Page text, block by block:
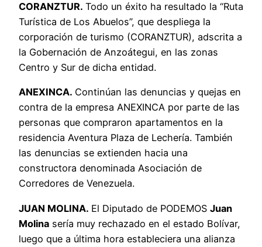
CORANZTUR. Todo un éxito ha resultado la “Ruta
Turística de Los Abuelos”, que despliega la
corporación de turismo (CORANZTUR), adscrita a
la Gobernación de Anzoátegui, en las zonas
Centro y Sur de dicha entidad.
ANEXINCA. Continúan las denuncias y quejas en
contra de la empresa ANEXINCA por parte de las
personas que compraron apartamentos en la
residencia Aventura Plaza de Lechería. También
las denuncias se extienden hacia una
constructora denominada Asociación de
Corredores de Venezuela.
JUAN MOLINA. El Diputado de PODEMOS Juan
Molina sería muy rechazado en el estado Bolívar,
luego que a última hora estableciera una alianza